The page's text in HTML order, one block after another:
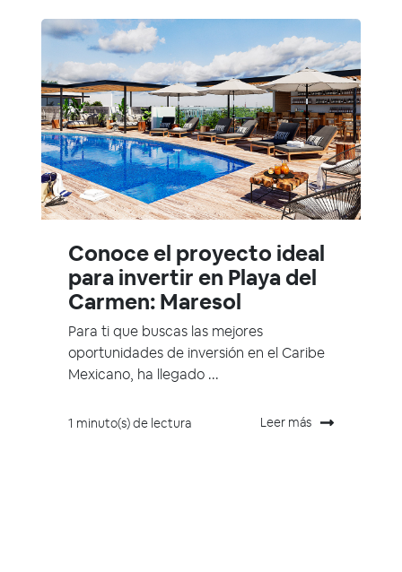
Conoce el proyecto ideal
para invertir en Playa del
Carmen: Maresol
Para ti que buscas las mejores
oportunidades de inversión en el Caribe
Mexicano, ha llegado ...
1 minuto(s) de lectura Leer más